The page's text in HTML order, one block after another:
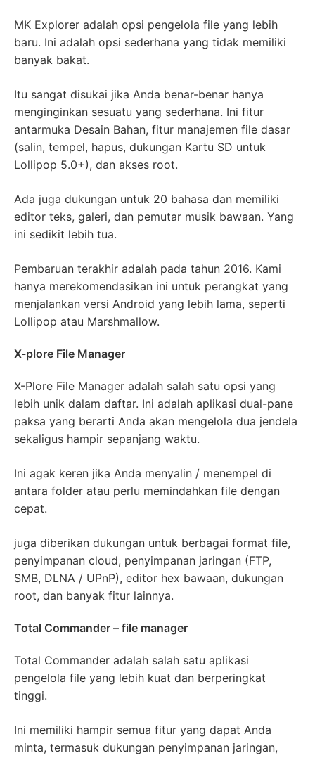
MK Explorer adalah opsi pengelola file yang lebih
baru. Ini adalah opsi sederhana yang tidak memiliki
banyak bakat.
Itu sangat disukai jika Anda benar-benar hanya
menginginkan sesuatu yang sederhana. Ini fitur
antarmuka Desain Bahan, fitur manajemen file dasar
(salin, tempel, hapus, dukungan Kartu SD untuk
Lollipop 5.0+), dan akses root.
Ada juga dukungan untuk 20 bahasa dan memiliki
editor teks, galeri, dan pemutar musik bawaan. Yang
ini sedikit lebih tua.
Pembaruan terakhir adalah pada tahun 2016. Kami
hanya merekomendasikan ini untuk perangkat yang
menjalankan versi Android yang lebih lama, seperti
Lollipop atau Marshmallow.
X-plore File Manager
X-Plore File Manager adalah salah satu opsi yang
lebih unik dalam daftar. Ini adalah aplikasi dual-pane
paksa yang berarti Anda akan mengelola dua jendela
sekaligus hampir sepanjang waktu.
Ini agak keren jika Anda menyalin / menempel di
antara folder atau perlu memindahkan file dengan
cepat.
juga diberikan dukungan untuk berbagai format file,
penyimpanan cloud, penyimpanan jaringan (FTP,
SMB, DLNA / UPnP), editor hex bawaan, dukungan
root, dan banyak fitur lainnya.
Total Commander – file manager
Total Commander adalah salah satu aplikasi
pengelola file yang lebih kuat dan berperingkat
tinggi.
Ini memiliki hampir semua fitur yang dapat Anda
minta, termasuk dukungan penyimpanan jaringan,